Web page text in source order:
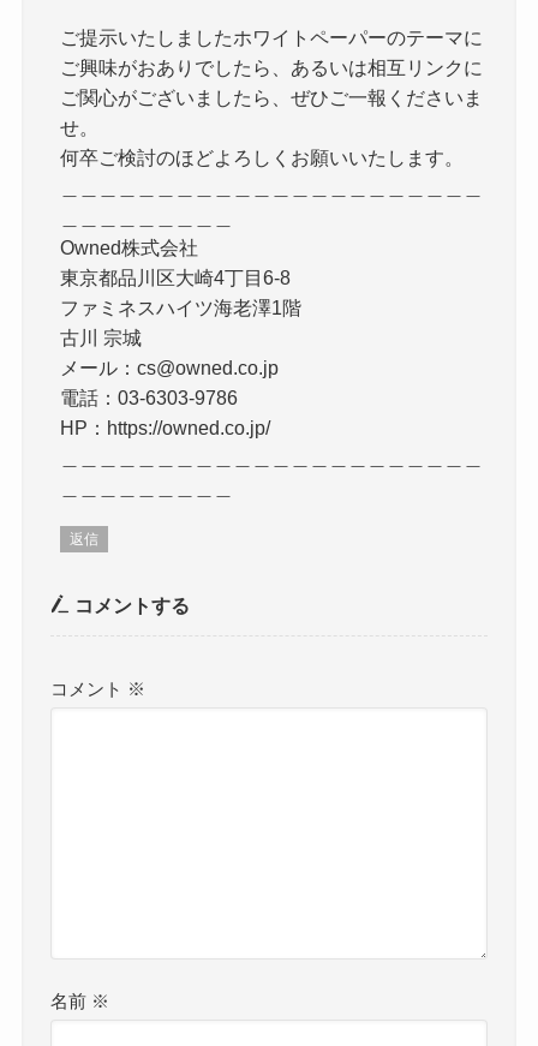
ご提示いたしましたホワイトペーパーのテーマに
ご興味がおありでしたら、あるいは相互リンクに
ご関心がございましたら、ぜひご一報くださいま
せ。
何卒ご検討のほどよろしくお願いいたします。
Owned株式会社
東京都品川区大崎4丁目6-8
ファミネスハイツ海老澤1階
古川 宗城
メール：cs@owned.co.jp
電話：03-6303-9786
HP：https://owned.co.jp/
返信
コメントする
コメント ※
名前 ※